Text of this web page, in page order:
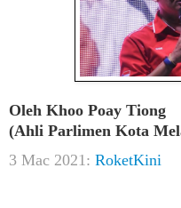
Oleh Khoo Poay Tiong
(Ahli Parlimen Kota
3 Mac 2021: RoketKini